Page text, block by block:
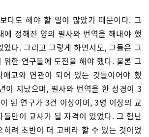
다도 해야 할 일이 많았기 때문이다. 그
에 정해진 양의 필사와 번역을 해내야 했
었다. 그리고 그렇게 하면서도, 그들은 그
위한 연구들에 도전을 해야 했다. 물론 그
애교와 연관이 되어 있는 것들이어야 했
이 지났으며, 필사와 번역을 한 성경이 3
된 연구가 3건 이상이며, 3명 이상의 교
들만이 교사가 될 자격이 있었다. 그 험난
려 초반이 더 고비라 할 수 있는 것이었